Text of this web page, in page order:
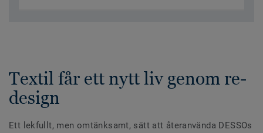
Textil får ett nytt liv genom re-
design
Ett lekfullt, men omtänksamt, sätt att återanvända DESSOs